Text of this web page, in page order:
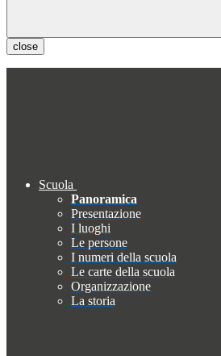
close
Scuola
Panoramica
Presentazione
I luoghi
Le persone
I numeri della scuola
Le carte della scuola
Organizzazione
La storia